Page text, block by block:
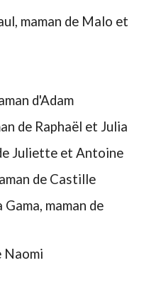
maman de Malo et
d'Adam
de Raphaël et Julia
Juliette et Antoine
de Castille
maman de
Naomi